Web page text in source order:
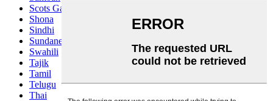
Scots Gaelic
Shona
Sindhi
Sundanese
Swahili
Tajik
Tamil
Telugu
Thai